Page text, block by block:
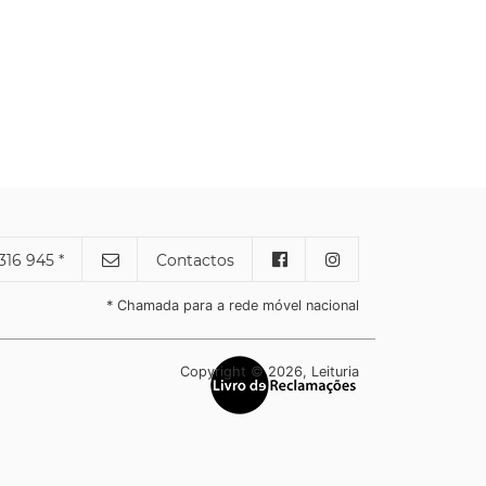
945 * Contactos
* Chamada para a rede móvel nacional
Copyright © 2026, Leituria